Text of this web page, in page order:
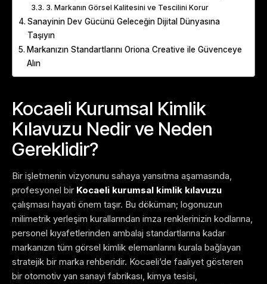
3. Markanın Görsel Kalitesini ve Tescilini Korur
Sanayinin Dev Gücünü Geleceğin Dijital Dünyasına
Taşıyın
Markanızın Standartlarını Oriona Creative ile Güvenceye
Alın
Kocaeli Kurumsal Kimlik
Kılavuzu Nedir ve Neden
Gereklidir?
Bir işletmenin vizyonunu sahaya yansıtma aşamasında,
profesyonel bir Kocaeli kurumsal kimlik kılavuzu
çalışması hayati önem taşır. Bu döküman; logonuzun
milimetrik yerleşim kurallarından imza renklerinizin kodlarına,
personel kıyafetlerinden ambalaj standartlarına kadar
markanızın tüm görsel kimlik elemanlarını kurala bağlayan
stratejik bir marka rehberidir. Kocaeli’de faaliyet gösteren
bir otomotiv yan sanayi fabrikası, kimya tesisi,